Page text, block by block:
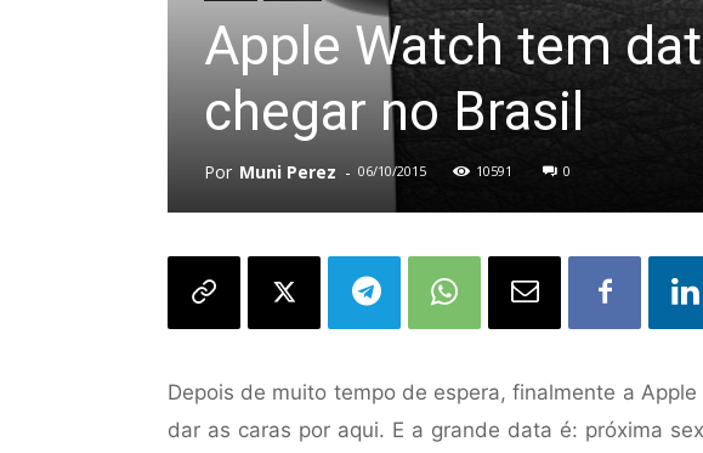
Apple Watch tem
chegar no Brasil
Por Muni Perez - 06/10/2015 10591 0
Depois de muito tempo de espera, finalmente a
dar as caras por aqui. E a grande data é: próxima